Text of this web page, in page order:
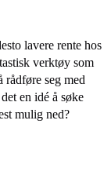
lavere rente hos
verktøy som
rådføre seg med
en idé å søke
mulig ned?